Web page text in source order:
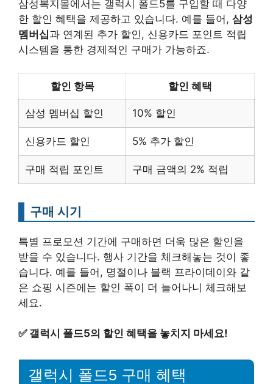
삼성복지몰에서는 갤럭시 폴드5를 구입할 때 다양
한 할인 혜택을 제공하고 있습니다. 예를 들어, 삼성
멤버십과 연계된 추가 할인, 신용카드 포인트 적립
시스템을 통한 경제적인 구매가 가능하죠.
할인 항목 할인 혜택
삼성 멤버십 할인 10% 할인
신용카드 할인 5% 추가 할인
구매 적립 포인트 구매 금액의 2% 적립
구매 시기
특별 프로모션 기간에 구매하면 더욱 많은 할인을
받을 수 있습니다. 행사 기간을 체크해놓는 것이 좋
습니다. 예를 들어, 명절이나 블랙 프라이데이와 같
은 쇼핑 시즌에는 할인 폭이 더 늘어나니 체크해보
세요.
✅ 갤럭시 폴드5의 할인 혜택을 놓치지 마세요!
갤럭시 폴드5 구매 혜택